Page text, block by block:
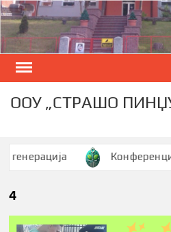
Skip
to
content
ООУ „СТРАШО
Конференција –
4